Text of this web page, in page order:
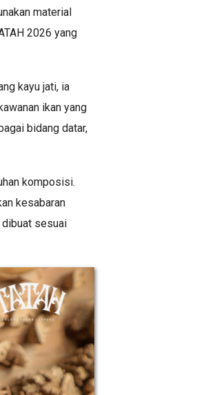
material
2026 yang
kayu jati, ia
ikan yang
bidang datar,
komposisi.
kesabaran
dibuat sesuai